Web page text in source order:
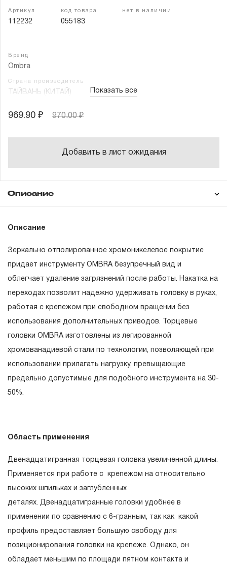
Артикул
112232
код товара
055183
нет в наличии
Бренд
Ombra
Страна производитель
ТАЙВАНЬ (КИТАЙ) Показать все
969.90 ₽ 970.00 ₽
Добавить в лист ожидания
Описание
Описание
Зеркально отполированное хромоникелевое покрытие
придает инструменту OMBRA безупречный вид и
облегчает удаление загрязнений после работы. Накатка на
переходах позволит надежно удерживать головку в руках,
работая с крепежом при свободном вращении без
использования дополнительных приводов. Торцевые
головки OMBRA изготовлены из легированной
хромованадиевой стали по технологии, позволяющей при
использовании прилагать нагрузку, превыщающие
предельно допустимые для подобного инструмента на 30-
50%.
Область применения
Двенадцатигранная торцевая головка увеличенной длины.
Применяется при работе с крепежом на относительно
высоких шпильках и заглубленных
деталях. Двенадцатигранные головки удобнее в
применении по сравнению с 6-гранным, так как какой
профиль предоставляет большую свободу для
позиционирования головки на крепеже. Однако, он
обладает меньшим по площади пятном контакта и
Понятие «ПОЖИЗНЕННАЯ ГАРАНТИЯ».
1.1 Понятие «ПОЖИЗНЕННАЯ ГАРАНТИЯ» включает в
себя признание неограниченного срока поддержания
гарантийных обязательств в течение всего периода
эксплуатации изделия, а также замена или ремонт
проведении технической экспертизы было
установлено, что производитель использовал при
правил эксплуатации, обслуживания, транспортировки
и хранения, применяемых для ручного слесарно-
монтажного инструмента.
2.1 На инструмент, имеющий в своей конструкции
КИНЕМАТИЧЕСКУЮ СХЕМУ (МЕХАНИЗМ)
распространяется понятие «ограниченной гарантии», в